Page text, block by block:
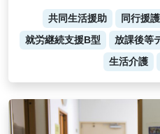
共同生活援助 同行援
就労継続支援B型
放課後等
生活介護